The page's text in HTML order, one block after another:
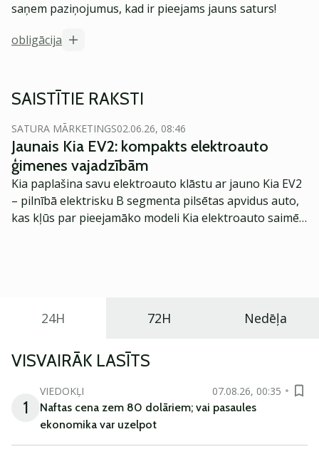
saņem paziņojumus, kad ir pieejams jauns saturs!
obligācija
SAISTĪTIE RAKSTI
SATURA MĀRKETINGS02.06.26, 08:46
Jaunais Kia EV2: kompakts elektroauto
ģimenes vajadzībām
Kia paplašina savu elektroauto klāstu ar jauno Kia EV2
– pilnībā elektrisku B segmenta pilsētas apvidus auto,
kas kļūs par pieejamāko modeli Kia elektroauto saimē
24H 72H Nedēļa
VISVAIRĀK LASĪTS
1
VIEDOKĻI
07.08.26, 00:35
Naftas cena zem 80 dolāriem; vai pasaules
ekonomika var uzelpot